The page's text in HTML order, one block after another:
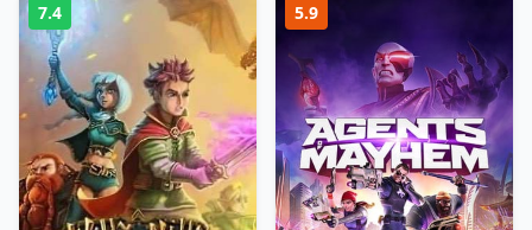
7.4 5.9